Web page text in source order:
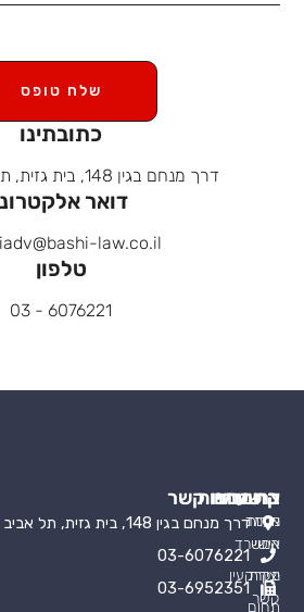
כתובתינו
דרך מנחם בגין 148, בית גזית, תל אביב 64921
דואר
law.co.il
טלפון
6076221 - 03
שלח טופס
התמחויות
מעמד
אישי
מקרקעין
תחום
קישורים
אודות
המשרד
יצירת
קשר
צרו עמנו קשר
דרך מנחם בגין 148, בית גזית, תל אביב 64921
03-6076221
03-6952351